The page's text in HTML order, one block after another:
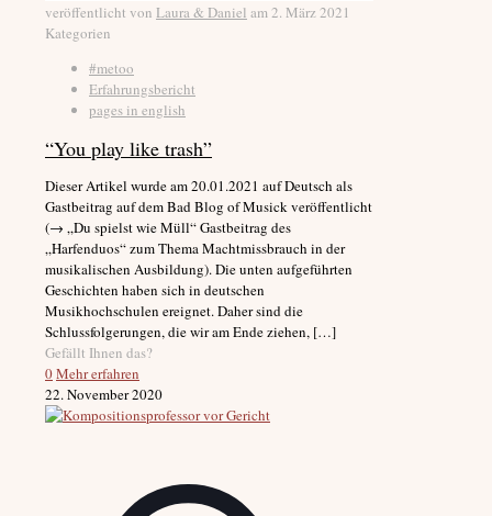
veröffentlicht von Laura & Daniel am2. März 2021
Kategorien
#metoo
Erfahrungsbericht
pages in english
“You play like trash”
Dieser Artikel wurde am 20.01.2021 auf Deutsch als
Gastbeitrag auf dem Bad Blog of Musick veröffentlicht
(→ „Du spielst wie Müll“ Gastbeitrag des
„Harfenduos“ zum Thema Machtmissbrauch in der
musikalischen Ausbildung). Die unten aufgeführten
Geschichten haben sich in deutschen
Musikhochschulen ereignet. Daher sind die
Schlussfolgerungen, die wir am Ende ziehen, […]
Gefällt Ihnen das?
0Mehr erfahren
22. November 2020